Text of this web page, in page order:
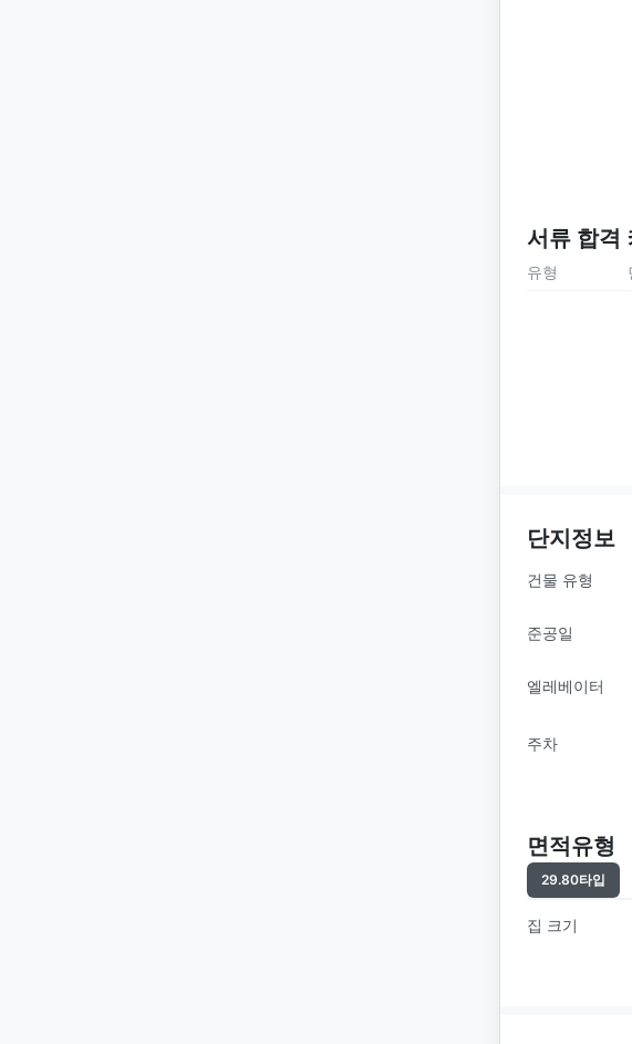
서류 합격
유형
단지정보
건물 유형
준공일
엘레베이터
주차
면적유형
29.80타입
집 크기